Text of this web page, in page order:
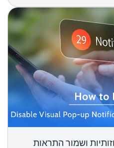
ושמור התראות